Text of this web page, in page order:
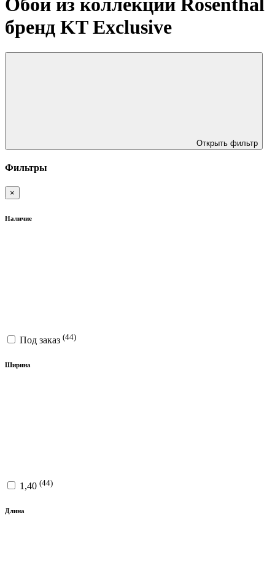
Обои из коллекции Rosenthal
бренд KT Exclusive
Открыть фильтр
Фильтры
×
Наличие
Под заказ (44)
Ширина
1,40 (44)
Длина